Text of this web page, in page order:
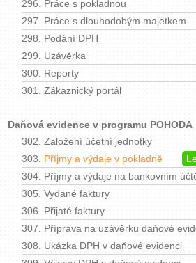
296. Práce s pokladnou
297. Práce s dlouhodobým majetkem
298. Podání DPH
299. Uzávěrka
300. Reporty
301. Zákaznický portál
Daňová evidence v programu POHODA
302. Založení účetní jednotky
303. Příjmy a výdaje v pokladně
304. Příjmy a výdaje na bankovním
305. Vydané faktury
306. Přijaté faktury
307. Příprava na uzávěrku daňové
308. Ukázka DPH v daňové evidenci